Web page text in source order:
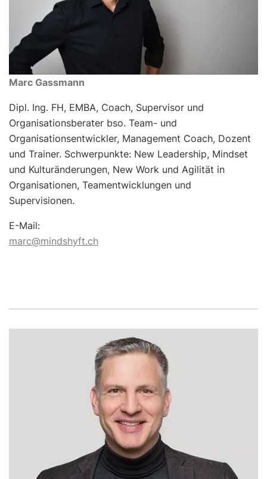
Marc Gassmann
Dipl. Ing. FH, EMBA, Coach, Supervisor und
Organisationsberater bso. Team- und
Organisationsentwickler, Management Coach, Dozent
und Trainer. Schwerpunkte: New Leadership, Mindset
und Kulturänderungen, New Work und Agilität in
Organisationen, Teamentwicklungen und
Supervisionen.
E-Mail:
marc@mindshyft.ch